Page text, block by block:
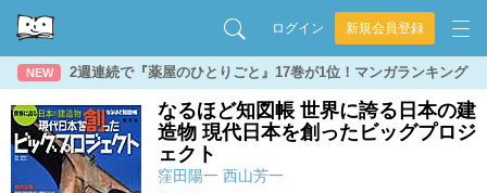
ログイン 新規会員登録
NEW 2週連続で『薬屋のひとりごと』17巻が1位！マンガランキング
なるほど知図帳 世界に誇る日本の建
造物 現代日本を創ったビッグプロジ
ェクト
窪田陽一 西山芳一